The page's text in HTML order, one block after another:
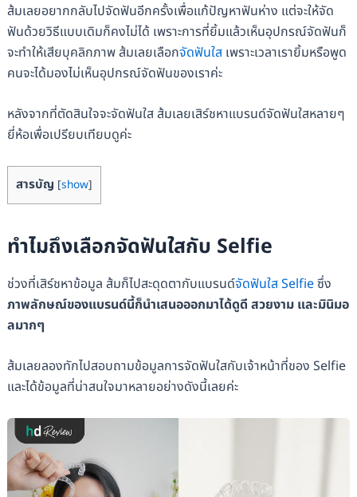
ส้มเลยอยากกลับไปจัดฟันอีกครั้งเพื่อแก้ปัญหาฟันห่าง แต่จะให้จัด
ฟันด้วยวิธีแบบเดิมก็คงไม่ได้ เพราะการที่ยิ้มแล้วเห็นอุปกรณ์จัดฟันก็
จะทำให้เสียบุคลิกภาพ ส้มเลยเลือกจัดฟันใสเพราะเวลาเรายิ้มหรือพูด
คนจะได้มองไม่เห็นอุปกรณ์จัดฟันของเราค่ะ
หลังจากที่ตัดสินใจจะจัดฟันใส ส้มเลยเสิร์ชหาแบรนด์จัดฟันใสหลายๆ
ยี่ห้อเพื่อเปรียบเทียบดูค่ะ
สารบัญ [show]
ทำไมถึงเลือกจัดฟันใสกับ Selfie
ช่วงที่เสิร์ชหาข้อมูล ส้มก็ไปสะดุดตากับแบรนด์จัดฟันใส Selfieซึ่ง
ภาพลักษณ์ของแบรนด์นี้ก็นำเสนอออกมาได้ดูดี สวยงาม และมินิมอ
ลมากๆ
ส้มเลยลองทักไปสอบถามข้อมูลการจัดฟันใสกับเจ้าหน้าที่ของ Selfie
และได้ข้อมูลที่น่าสนใจมาหลายอย่างดังนี้เลยค่ะ